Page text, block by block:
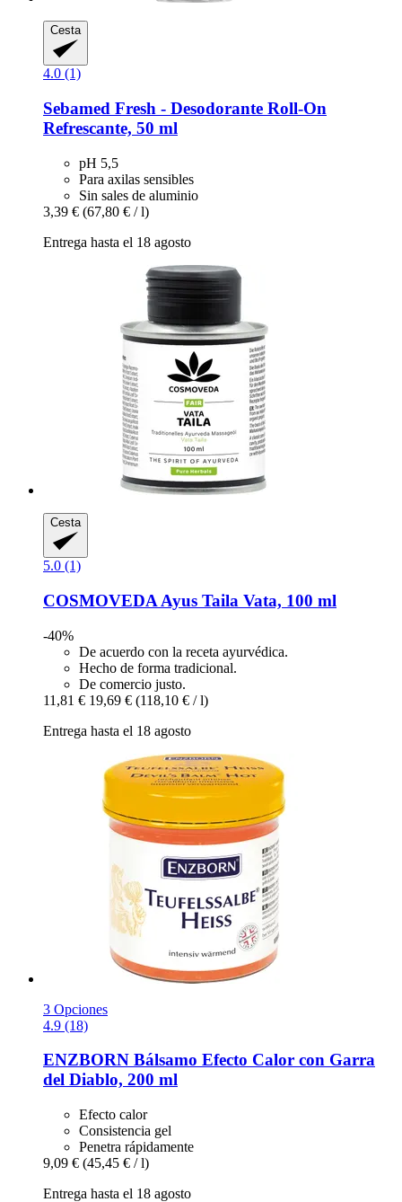
Cesta
4.0 (1)
Sebamed Fresh -​ Desodorante Roll-​On
Refrescante, 50 ml
pH 5,5
Para axilas sensibles
Sin sales de aluminio
3,39 € (67,80 € / l)
Entrega hasta el 18 agosto
Cesta
5.0 (1)
COSMOVEDA Ayus Taila Vata, 100 ml
-40%
De acuerdo con la receta ayurvédica.
Hecho de forma tradicional.
De comercio justo.
11,81 € 19,69 € (118,10 € / l)
Entrega hasta el 18 agosto
3 Opciones
4.9 (18)
ENZBORN Bálsamo Efecto Calor con Garra
del Diablo, 200 ml
Efecto calor
Consistencia gel
Penetra rápidamente
9,09 € (45,45 € / l)
Entrega hasta el 18 agosto